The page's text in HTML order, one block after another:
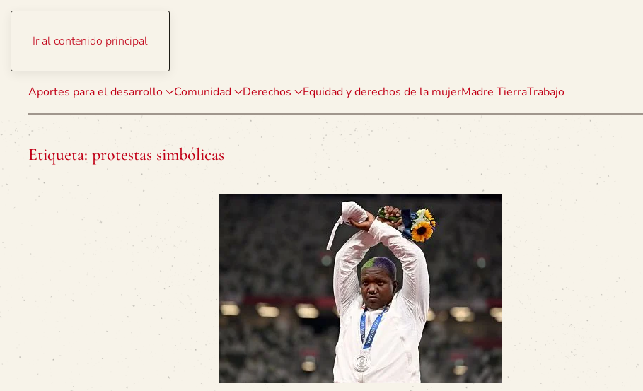
Ir al contenido principal
Aportes para el desarrollo Comunidad Derechos Equidad y derechos de la mujerMadre TierraTrabajo
Etiqueta: protestas simbólicas